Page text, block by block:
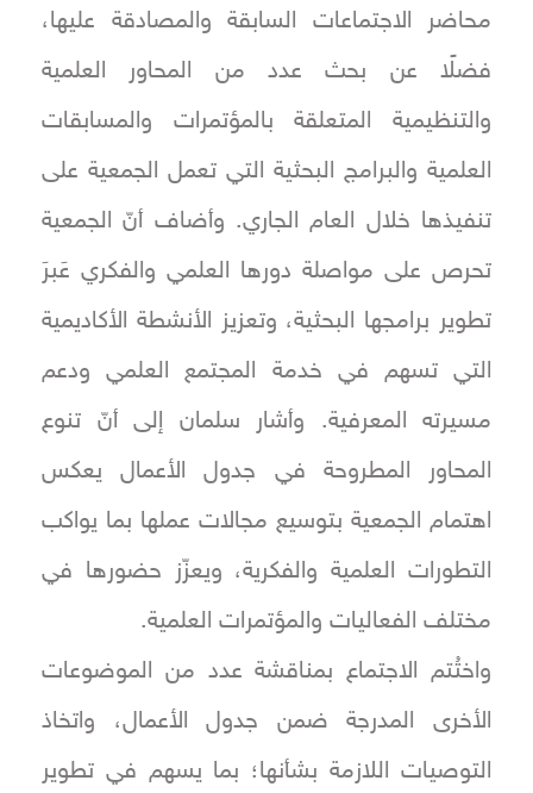
محاضر الاجتماعات السابقة والمصادقة عليها،
فضلًا عن بحث عدد من المحاور العلمية
والتنظيمية المتعلقة بالمؤتمرات والمسابقات
العلمية والبرامج البحثية التي تعمل الجمعية على
تنفيذها خلال العام الجاري. وأضاف أنّ الجمعية
تحرص على مواصلة دورها العلمي والفكري عَبرَ
تطوير برامجها البحثية، وتعزيز الأنشطة الأكاديمية
التي تسهم في خدمة المجتمع العلمي ودعم
مسيرته المعرفية. وأشار سلمان إلى أنّ تنوع
المحاور المطروحة في جدول الأعمال يعكس
اهتمام الجمعية بتوسيع مجالات عملها بما يواكب
التطورات العلمية والفكرية، ويعزّز حضورها في
مختلف الفعاليات والمؤتمرات العلمية.
واختُتم الاجتماع بمناقشة عدد من الموضوعات
الأخرى المدرجة ضمن جدول الأعمال، واتخاذ
التوصيات اللازمة بشأنها؛ بما يسهم في تطوير